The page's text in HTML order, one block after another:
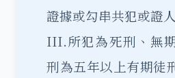
證據或勾串共犯或證
III.所犯為死刑、無
刑為五年以上有期徒